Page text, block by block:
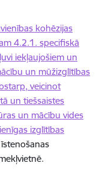
kohēzijas
4.2.1. specifiskā
iekļaujošiem un
un mūžizglītības
veicinot
un tiešsaistes
un mācību vides
izglītības
īstenošanas